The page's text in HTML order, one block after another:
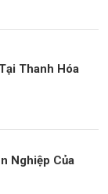
tại Nghệ An
Thanh Hóa